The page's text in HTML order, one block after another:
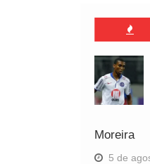
Moreira
5 de